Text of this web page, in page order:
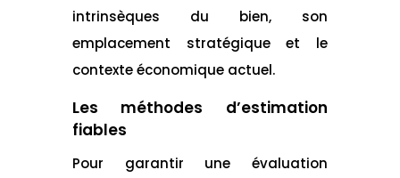
intrinsèques du bien, son
emplacement stratégique et le
contexte économique actuel.
Les méthodes d’estimation
fiables
Pour garantir une évaluation